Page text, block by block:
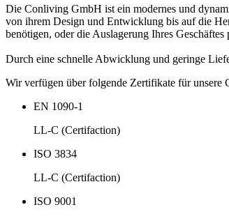
Die Conliving GmbH ist ein modernes und
von ihrem Design und Entwicklung bis auf die
benötigen, oder die Auslagerung Ihres
Durch eine schnelle Abwicklung und geringe
Wir verfügen über folgende Zertifikate für unsere
EN 1090-1
LL-C (Certifaction)
ISO 3834
LL-C (Certifaction)
ISO 9001